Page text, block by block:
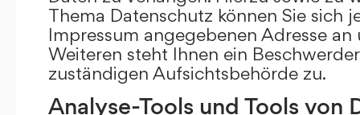
Thema Datenschutz können Sie sich
Impressum angegebenen Adresse an
Weiteren steht Ihnen ein
zuständigen Aufsichtsbehörde zu.
Analyse-Tools und Tools von